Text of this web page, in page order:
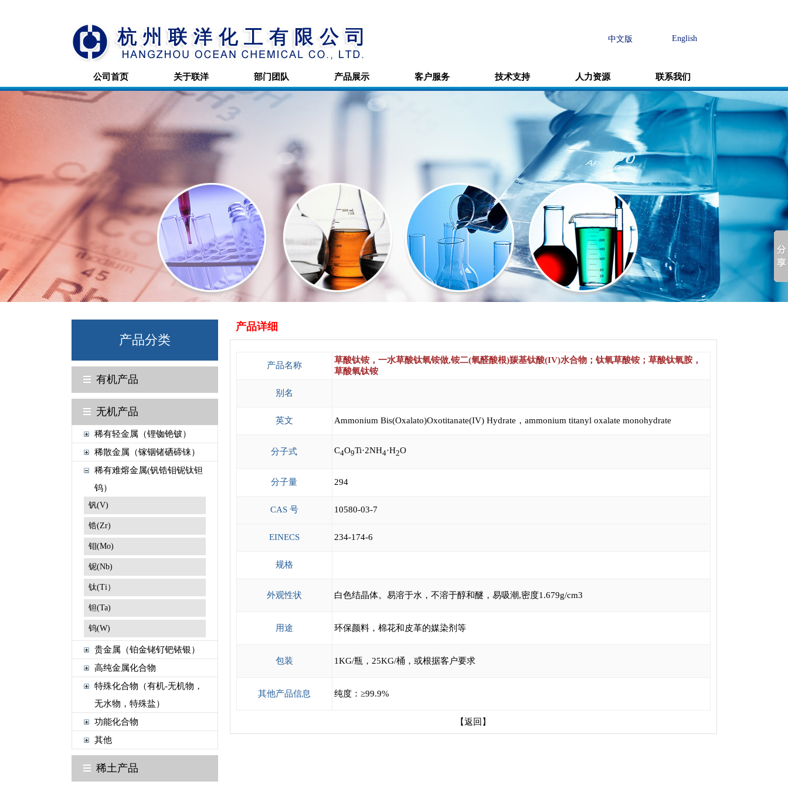
中文版 English
公司首页 关于联洋 部门团队 产品展示 客户服务 技术支持 人力资源 联系我们
产品分类
有机产品
无机产品
稀有轻金属（锂铷铯铍）
稀散金属（镓铟锗硒碲铼）
稀有难熔金属(钒锆钼铌钛钽
钨）
钒(V)
锆(Zr)
钼(Mo)
铌(Nb)
钛(Ti）
钽(Ta)
钨(W)
贵金属（铂金铑钌钯铱银）
高纯金属化合物
特殊化合物（有机-无机物，
无水物，特殊盐）
功能化合物
其他
稀土产品
产品详细
产品名称
草酸钛铵，一水草酸钛氧铵做,铵二(氧醛酸根)羰基钛酸(IV)水合物；钛氧草酸铵；草酸钛氧胺，
草酸氧钛铵
别名
英文 Ammonium Bis(Oxalato)Oxotitanate(IV) Hydrate，ammonium titanyl oxalate monohydrate
分子式 C4O9Ti·2NH4·H2O
分子量 294
CAS 号 10580-03-7
EINECS 234-174-6
规格
外观性状 白色结晶体。易溶于水，不溶于醇和醚，易吸潮,密度1.679g/cm3
用途 环保颜料，棉花和皮革的媒染剂等
包装 1KG/瓶，25KG/桶，或根据客户要求
其他产品信息 纯度：≥99.9%
【返回】